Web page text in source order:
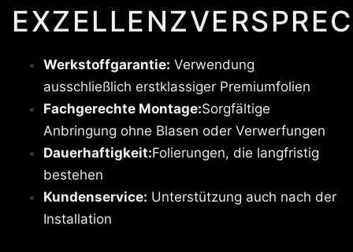
Werkstoffgarantie: Verwendung
ausschließlich erstklassiger Premiumfolien
Fachgerechte Montage:Sorgfältige
Anbringung ohne Blasen oder Verwerfungen
Dauerhaftigkeit:Folierungen, die langfristig
bestehen
Kundenservice: Unterstützung auch nach der
Installation